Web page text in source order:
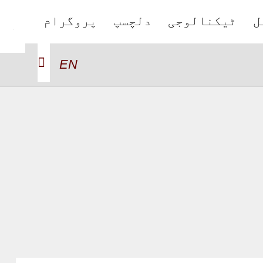
ٹیکنالوجی دلچسپ پروگرام
EN